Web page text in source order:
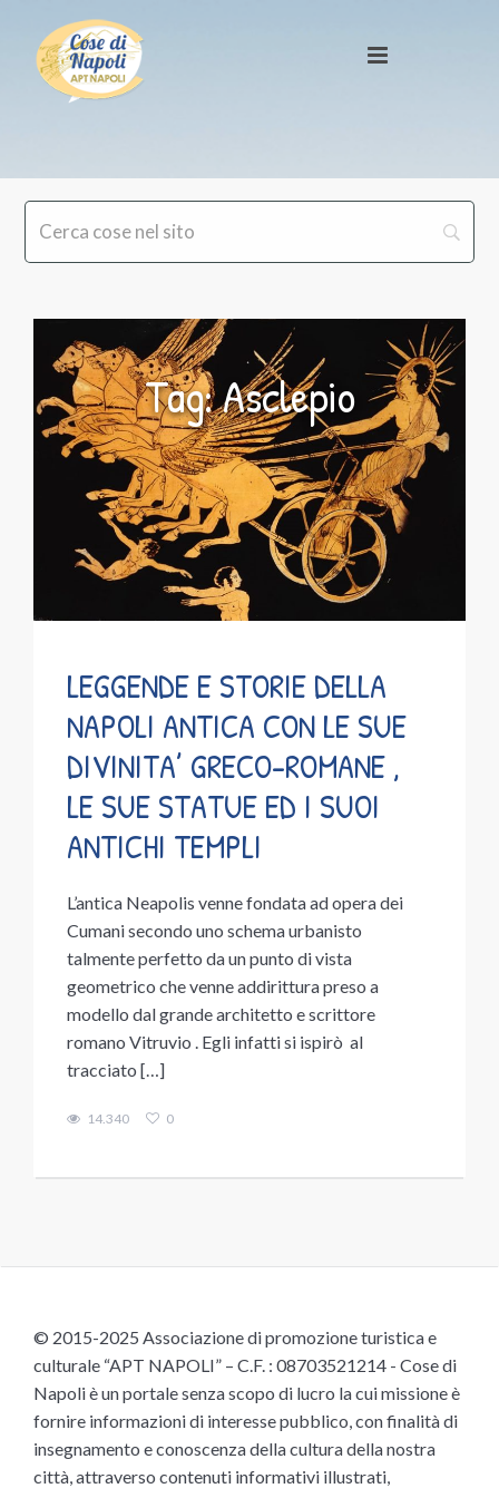
Tag: Asclepio
LEGGENDE E STORIE DELLA
NAPOLI ANTICA CON LE SUE
DIVINITA’ GRECO-ROMANE ,
LE SUE STATUE ED I SUOI
ANTICHI TEMPLI
L’antica Neapolis venne fondata ad opera dei
Cumani secondo uno schema urbanisto
talmente perfetto da un punto di vista
geometrico che venne addirittura preso a
modello dal grande architetto e scrittore
romano Vitruvio . Egli infatti si ispirò al
tracciato […]
14.340 0
© 2015-2025 Associazione di promozione turistica e
culturale “APT NAPOLI” – C.F. : 08703521214 - Cose di
Napoli è un portale senza scopo di lucro la cui missione è
fornire informazioni di interesse pubblico, con finalità di
insegnamento e conoscenza della cultura della nostra
città, attraverso contenuti informativi illustrati,